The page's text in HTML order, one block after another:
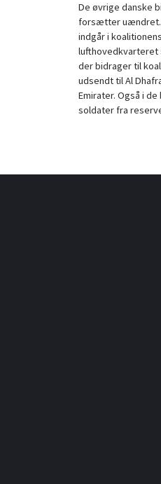
De øvrige danske
forsætter uændret.
indgår i
lufthovedkvarteret
der bidrager til
udsendt til Al
Emirater. Også i
soldater fra